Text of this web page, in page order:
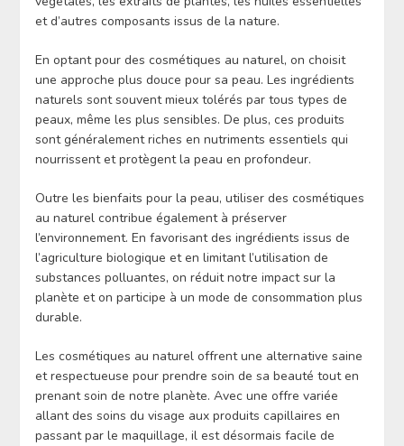
et d’autres composants issus de la nature.
En optant pour des cosmétiques au naturel, on choisit
une approche plus douce pour sa peau. Les ingrédients
naturels sont souvent mieux tolérés par tous types de
peaux, même les plus sensibles. De plus, ces produits
sont généralement riches en nutriments essentiels qui
nourrissent et protègent la peau en profondeur.
Outre les bienfaits pour la peau, utiliser des cosmétiques
au naturel contribue également à préserver
l’environnement. En favorisant des ingrédients issus de
l’agriculture biologique et en limitant l’utilisation de
substances polluantes, on réduit notre impact sur la
planète et on participe à un mode de consommation plus
durable.
Les cosmétiques au naturel offrent une alternative saine
et respectueuse pour prendre soin de sa beauté tout en
prenant soin de notre planète. Avec une offre variée
allant des soins du visage aux produits capillaires en
passant par le maquillage, il est désormais facile de